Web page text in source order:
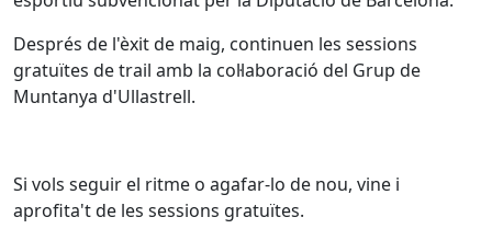
Després de l'èxit de maig, continuen les sessions
gratuïtes de trail amb la col·laboració del Grup de
Muntanya d'Ullastrell.
Si vols seguir el ritme o agafar-lo de nou, vine i
aprofita't de les sessions gratuïtes.